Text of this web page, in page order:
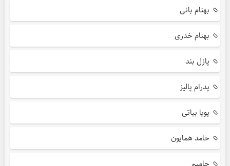
بهنام بانی
بهنام خدری
پازل بند
پدرام پالیز
پویا بیاتی
حامد همایون